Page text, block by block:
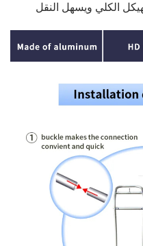
الكلي ويسهل النقل